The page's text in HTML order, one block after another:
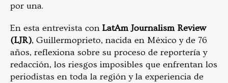
por una.
En esta entrevista con LatAm Journalism Review
(LJR), Guillermoprieto, nacida en México y de 76
años, reflexiona sobre su proceso de reportería y
redacción, los riesgos imposibles que enfrentan los
periodistas en toda la región y la experiencia de